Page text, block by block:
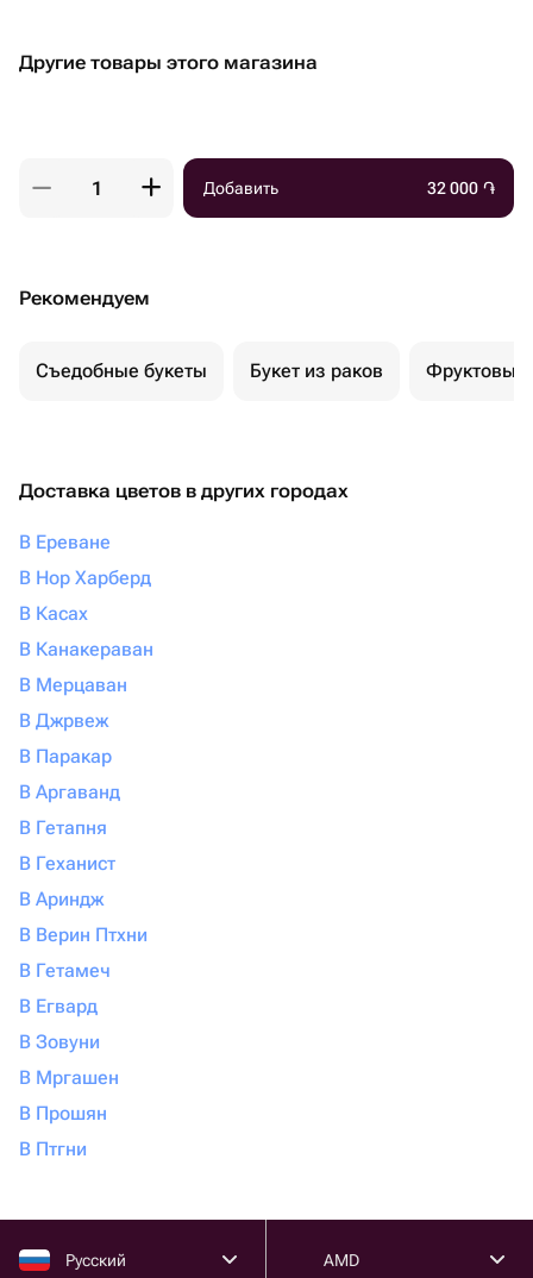
Другие товары этого магазина
Добавить 32 000 ֏
Рекомендуем
Съедобные букеты Букет из раков Фруктовый
Доставка цветов в других городах
В Ереване
В Нор Харберд
В Касах
В Канакераван
В Мерцаван
В Джрвеж
В Паракар
В Аргаванд
В Гетапня
В Геханист
В Ариндж
В Верин Птхни
В Гетамеч
В Егвард
В Зовуни
В Мргашен
В Прошян
В Птгни
Русский AMD